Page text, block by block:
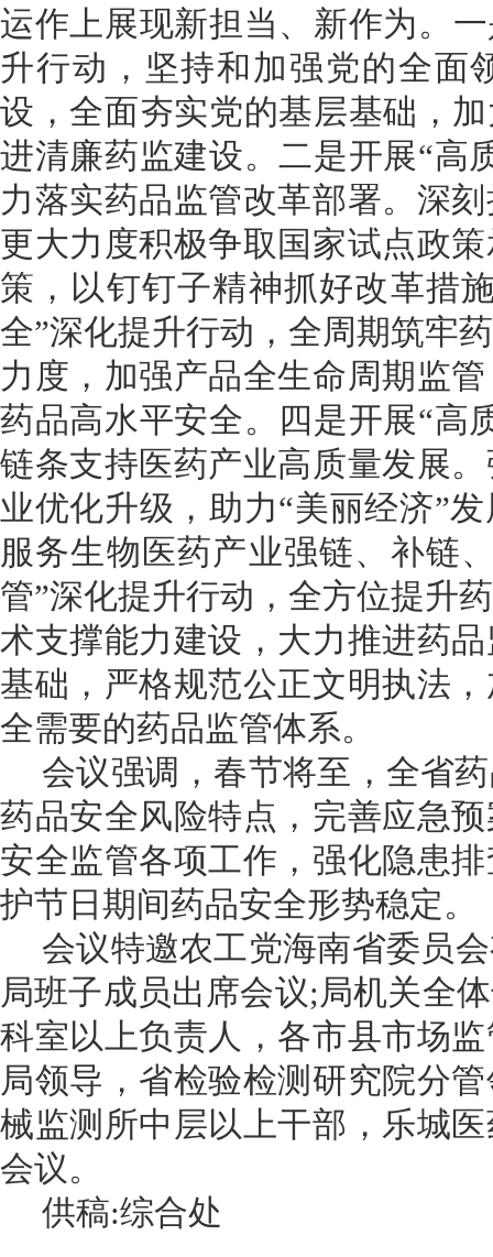
运作上展现新担当、新作为。
升行动， 坚持和加强党的全面
设，全面夯实党的基层基础，
进清廉药监建设。二是开展“高
力落实药品监管改革部署。 深
更大力度积极争取国家试点政
策，以钉钉子精神抓好改革措
全”深化提升行动，全周期筑牢
力度，加强产品全生命周期监
药品高水平安全。
四是开展“高
链条支持医药产业高质量发展。
业优化升级， 助力“美丽经济”
服务生物医药产业强链、补链
管”深化提升行动，全方位提升
术支撑能力建设，大力推进药
基础，严格规范公正文明执法
全需要的药品监管体系。
会议强调，春节将至，全省
药品安全风险特点，完善应急
安全监管各项工作 ， 强化隐患
护节日期间药品安全形势稳定。
会议特邀农工党海南省委 员
局班子成员出席会议;局机关全
科室以上负责人，各市县市场
局领导，省检验检测研究院分
械监测所中层以上干部，乐城
会议。
供稿:综合处